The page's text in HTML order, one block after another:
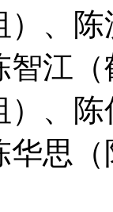
）、
智江
）、
华思